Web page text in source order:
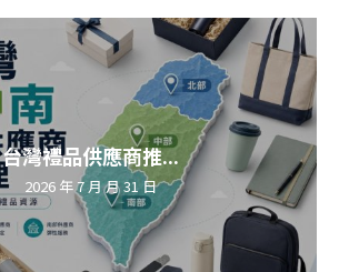
台灣禮品供應商推...
2026 年 7 月 月 31 日